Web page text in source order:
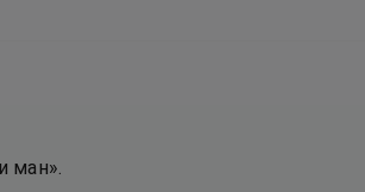
ман».